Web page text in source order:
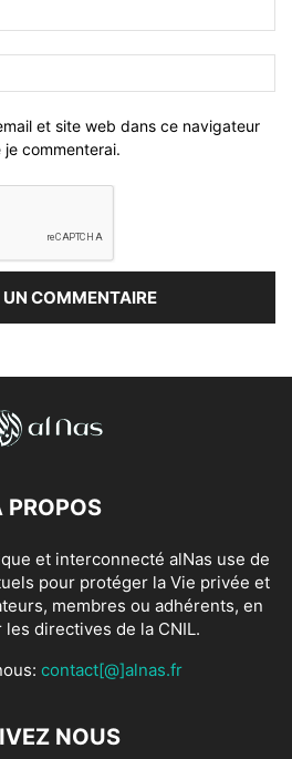
et site web dans ce navigateur
commenterai.
PROPOS
et interconnecté alNas use de
pour protéger la Vie privée et
membres ou adhérents, en
les directives de la CNIL.
contact[@]alnas.fr
NOUS